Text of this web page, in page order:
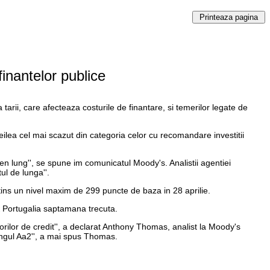
publice
care afecteaza costurile de finantare, si temerilor legate de
cel mai scazut din categoria celor cu recomandare investitii
lung'', se spune im comunicatul Moody's. Analistii agentiei
de lunga''.
un nivel maxim de 299 puncte de baza in 28 aprilie.
saptamana trecuta.
de credit'', a declarat Anthony Thomas, analist la Moody's
Aa2'', a mai spus Thomas.